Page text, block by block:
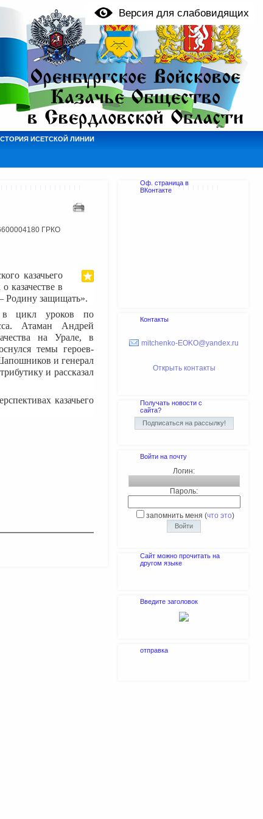
Версия для слабовидящих
ИСЕТСКОЙ ЛИНИИ
ГРКО
казачьего
казачестве в
Родину защищать».
цикл уроков по
Атаман Андрей
на Урале, в
темы героев-
и генерал
и рассказал
казачьего
Оф. страница в
ВКонтакте
Контакты
mitchenko-EOKO@yandex.ru
Открыть контакты
Получать новости с
сайта?
Войти на почту
Логин:
Пароль:
запомнить меня (что это)
Сайт можно прочитать на
другом языке
Введите заголовок
отправка